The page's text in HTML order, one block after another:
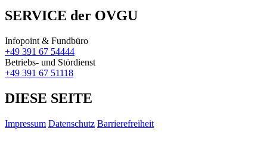
SERVICE der OVGU
Infopoint & Fundbüro
+49 391 67 54444
Betriebs- und Stördienst
+49 391 67 51118
DIESE SEITE
Impressum Datenschutz Barrierefreiheit